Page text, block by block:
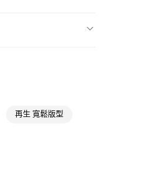
再生 寬鬆版型